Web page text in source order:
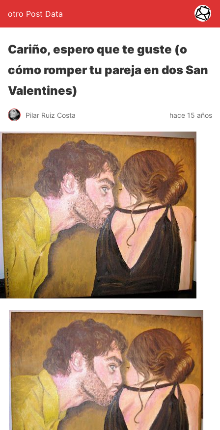
otro Post Data
Cariño, espero que te guste (o
cómo romper tu pareja en dos San
Valentines)
Pilar Ruiz Costa hace 15 años